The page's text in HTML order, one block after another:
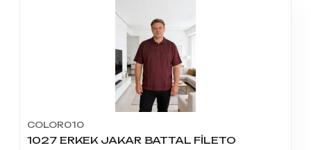
COLOR010
1027 ERKEK JAKAR BATTAL FİLETO